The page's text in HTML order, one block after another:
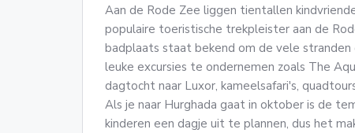
Aan de Rode Zee liggen tientallen
populaire toeristische trekpleister aan de
badplaats staat bekend om de vele stranden
leuke excursies te ondernemen zoals The
dagtocht naar Luxor, kameelsafari's,
Als je naar Hurghada gaat in oktober is de
kinderen een dagje uit te plannen, dus het